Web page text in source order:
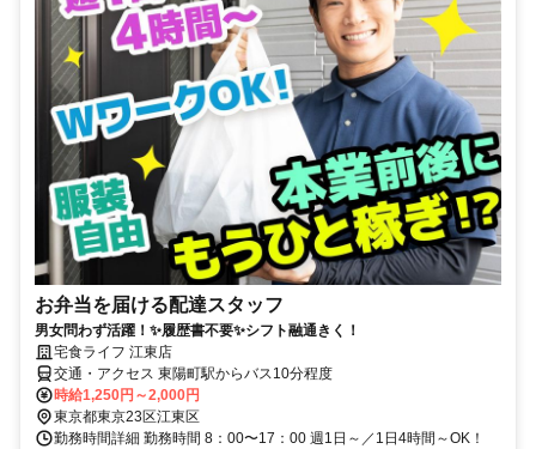
お弁当を届ける配達スタッフ
男女問わず活躍！✨履歴書不要✨シフト融通きく！
宅食ライフ 江東店
交通・アクセス 東陽町駅からバス10分程度
時給1,250円～2,000円
東京都東京23区江東区
勤務時間詳細 勤務時間 8：00〜17：00 週1日～／1日4時間～OK！